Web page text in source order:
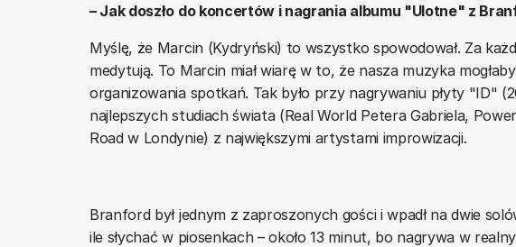
– Jak doszło do koncertów i nagrania albumu "Ulotne" z
Myślę, że Marcin (Kydryński) to wszystko spowodował. Za
medytują. To Marcin miał wiarę w to, że nasza muzyka
organizowania spotkań. Tak było przy nagrywaniu płyty "ID"
najlepszych studiach świata (Real World Petera Gabriela,
Road w Londynie) z największymi artystami improwizacji.
Branford był jednym z zaproszonych gości i wpadł na dwie
ile słychać w piosenkach – około 13 minut, bo nagrywa w